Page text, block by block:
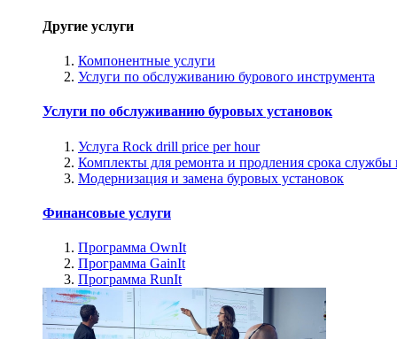
Другие услуги
Компонентные услуги
Услуги по обслуживанию бурового инструмента
Услуги по обслуживанию буровых установок
Услуга Rock drill price per hour
Комплекты для ремонта и продления срока службы
Модернизация и замена буровых установок
Финансовые услуги
Программа OwnIt
Программа GainIt
Программа RunIt